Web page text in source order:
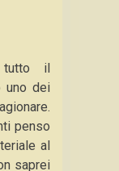
tutto il
uno dei
penso
al
saprei